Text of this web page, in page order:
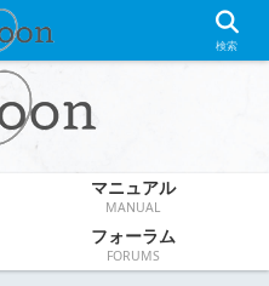
料テーマ
マニュアル
MANUAL
フォーラム
FORUMS
検索